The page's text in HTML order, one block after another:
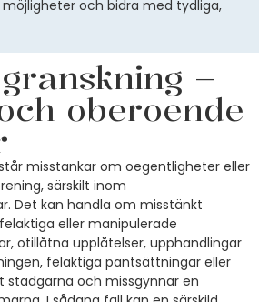
och bidra med tydliga,
–
oberoende
misstankar om oegentligheter eller
särskilt inom
Det kan handla om misstänkt
eller manipulerade
otillåtna upplåtelser, upphandlingar
felaktiga pantsättningar eller
och missgynnar en